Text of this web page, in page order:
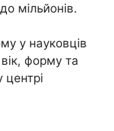
мільйонів.
у науковців
форму та
центрі